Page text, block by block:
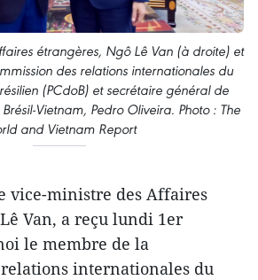
étrangères, Ngô Lê Van (à droite) et
des relations internationales du
(PCdoB) et secrétaire général de
Vietnam, Pedro Oliveira. Photo : The
and Vietnam Report
vice-ministre des Affaires
Van, a reçu lundi 1er
le membre de la
internationales du